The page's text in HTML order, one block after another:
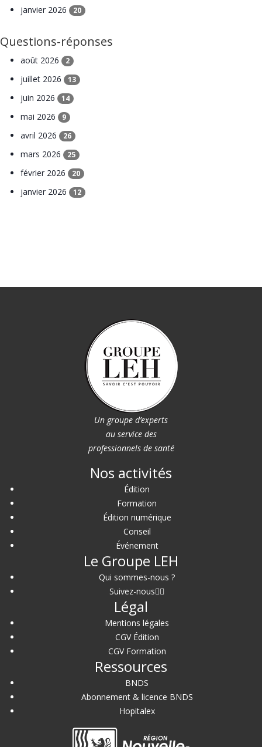
janvier 2026 20
Questions-réponses
août 2026 2
juillet 2026 13
juin 2026 14
mai 2026 9
avril 2026 26
mars 2026 25
février 2026 20
janvier 2026 12
Un groupe d’experts
au service des
professionnels de santé
Nos activités
Édition
Formation
Édition numérique
Conseil
Événement
Le Groupe LEH
Qui sommes-nous ?
Suivez-nous
Légal
Mentions légales
CGV Édition
CGV Formation
Ressources
BNDS
Abonnement & licence BNDS
Hopitalex